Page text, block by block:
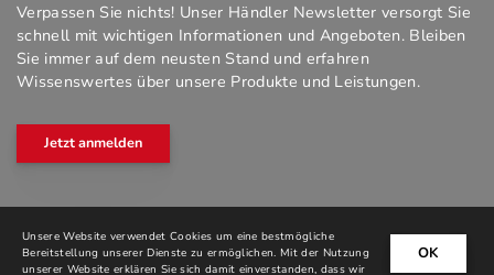
Verpassen Sie nichts! Unser Händler Newsletter versorgt Sie
schnell mit wichtigen Informationen und Angeboten. Bleiben
Sie immer auf dem neusten Stand und erfahren
Wissenswertes über unsere Produkte und Leistungen.
Jetzt anmelden
OK
Unsere Website verwendet Cookies um eine bestmögliche
Bereitstellung unserer Dienste zu ermöglichen. Mit der Nutzung
unserer Website erklären Sie sich damit einverstanden, dass wir